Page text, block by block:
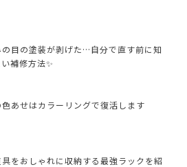
の目の塗装が剥げた…自分で直す前に知
補修方法✨
あせはカラーリングで復活します
をおしゃれに収納する最強ラックを紹